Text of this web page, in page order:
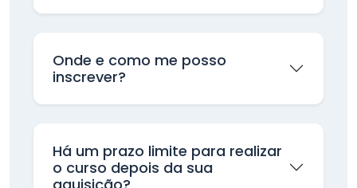
Onde e como me posso
inscrever?
Há um prazo limite para realizar
o curso depois da sua